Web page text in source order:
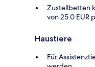
Zustellbetten
von 25.0 EUR
Haustiere
Für